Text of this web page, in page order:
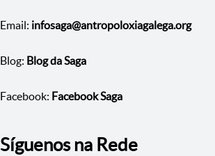
Email: infosaga@antropoloxiagalega.org
Blog: Blog da Saga
Facebook: Facebook Saga
Síguenos na Rede